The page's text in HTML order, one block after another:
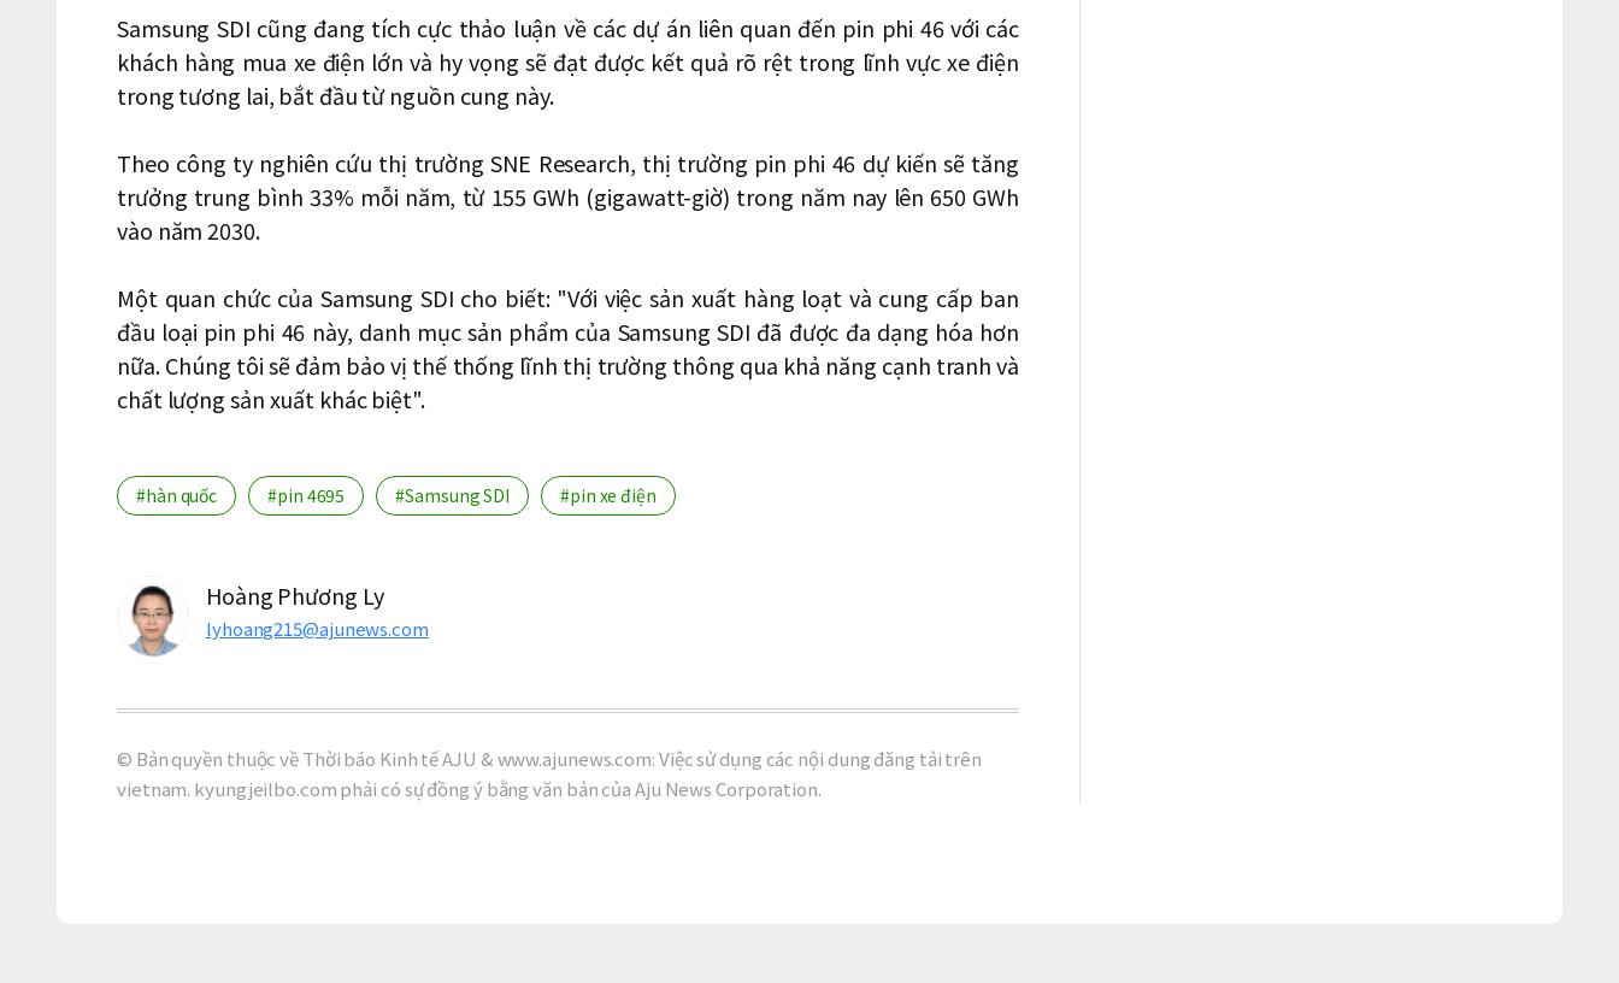
Samsung SDI cũng đang tích cực thảo luận về các dự án liên quan đến pin phi 46 với các
khách hàng mua xe điện lớn và hy vọng sẽ đạt được kết quả rõ rệt trong lĩnh vực xe điện
trong tương lai, bắt đầu từ nguồn cung này.
Theo công ty nghiên cứu thị trường SNE Research, thị trường pin phi 46 dự kiến ​​sẽ tăng
trưởng trung bình 33% mỗi năm, từ 155 GWh (gigawatt-giờ) trong năm nay lên 650 GWh
vào năm 2030.
Một quan chức của Samsung SDI cho biết: "Với việc sản xuất hàng loạt và cung cấp ban
đầu loại pin phi 46 này, danh mục sản phẩm của Samsung SDI đã được đa dạng hóa hơn
nữa. Chúng tôi sẽ đảm bảo vị thế thống lĩnh thị trường thông qua khả năng cạnh tranh và
chất lượng sản xuất khác biệt".
#hàn quốc #pin 4695 #Samsung SDI #pin xe điện
Hoàng Phương Ly
lyhoang215@ajunews.com
© Bản quyền thuộc về Thời báo Kinh tế AJU & www.ajunews.com: Việc sử dụng các nội dung đăng tải trên
vietnam. kyungjeilbo.com phải có sự đồng ý bằng văn bản của Aju News Corporation.